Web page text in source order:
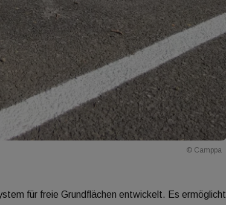
© Camppa
für freie Grundflächen entwickelt. Es ermöglicht